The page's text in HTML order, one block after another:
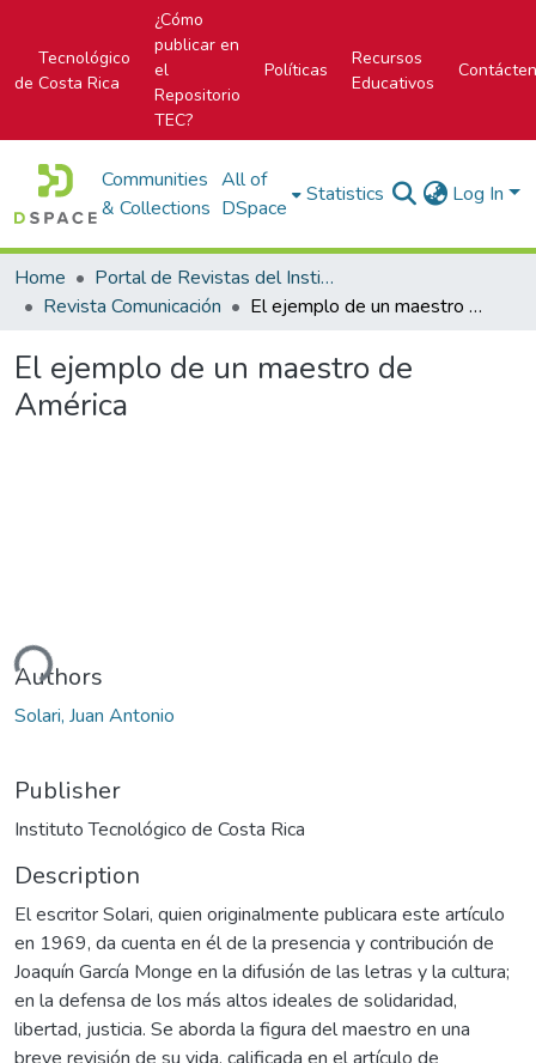
Tecnológico
de Costa Rica
¿Cómo
publicar en
el
Repositorio
TEC?
Políticas
Recursos
Educativos
Communities
& Collections
All of
DSpace
Statistics Log In
Home
Portal de Revistas del Instituto Tecnológico de Costa Rica
Revista Comunicación
El ejemplo de un maestro de América
El ejemplo de un maestro de
América
Authors
Solari, Juan Antonio
Publisher
Instituto Tecnológico de Costa Rica
Description
El escritor Solari, quien originalmente publicara este artículo
en 1969, da cuenta en él de la presencia y contribución de
Joaquín García Monge en la difusión de las letras y la cultura;
en la defensa de los más altos ideales de solidaridad,
libertad, justicia. Se aborda la figura del maestro en una